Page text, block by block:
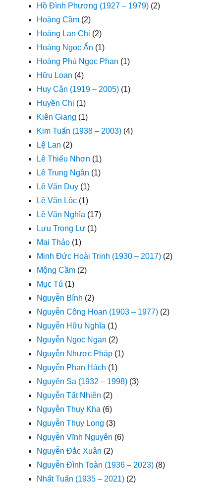
Hồ Đình Phương (1927 – 1979) (2)
Hoàng Cầm (2)
Hoàng Lan Chi (2)
Hoàng Ngọc Ẩn (1)
Hoàng Phủ Ngọc Phan (1)
Hữu Loan (4)
Huy Cận (1919 – 2005) (1)
Huyền Chi (1)
Kiên Giang (1)
Kim Tuấn (1938 – 2003) (4)
Lệ Lan (2)
Lê Thiếu Nhơn (1)
Lê Trung Ngân (1)
Lê Văn Duy (1)
Lê Văn Lộc (1)
Lê Văn Nghĩa (17)
Lưu Trọng Lư (1)
Mai Thảo (1)
Minh Đức Hoài Trinh (1930 – 2017) (2)
Mộng Cầm (2)
Mục Tú (1)
Nguyễn Bính (2)
Nguyễn Công Hoan (1903 – 1977) (2)
Nguyễn Hữu Nghĩa (1)
Nguyễn Ngọc Ngạn (2)
Nguyễn Nhược Pháp (1)
Nguyễn Phan Hách (1)
Nguyên Sa (1932 – 1998) (3)
Nguyễn Tất Nhiên (2)
Nguyễn Thụy Kha (6)
Nguyễn Thụy Long (3)
Nguyễn Vĩnh Nguyên (6)
Nguyễn Đắc Xuân (2)
Nguyễn Đình Toàn (1936 – 2023) (8)
Nhất Tuấn (1935 – 2021) (2)